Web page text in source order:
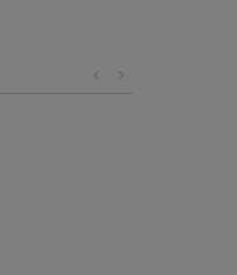
>
<